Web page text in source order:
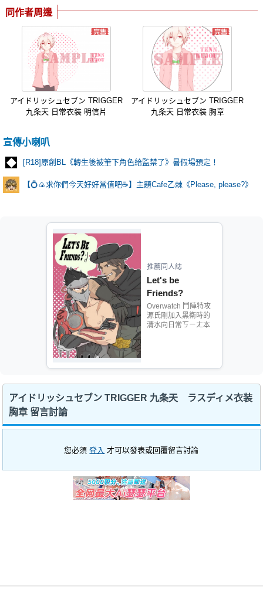
同作者周邊
アイドリッシュセブン TRIGGER
九条天 日常衣装 明信片
アイドリッシュセブン TRIGGER
九条天 日常衣装 胸章
宣傳小喇叭
[R18]原創BL《轉生後被筆下角色給監禁了》暑假場預定！
【💍🍙求你們今天好好當值吧☕️】主題Cafe乙棘《Please, please?》
推薦同人誌
Let's be
Friends?
Overwatch 鬥陣特攻
源氏剛加入黑衛時的
清水向日常ㄎㄧㄤ本
アイドリッシュセブン TRIGGER 九条天 ラスディメ衣装
胸章 留言討論
您必須登入 才可以發表或回覆留言討論